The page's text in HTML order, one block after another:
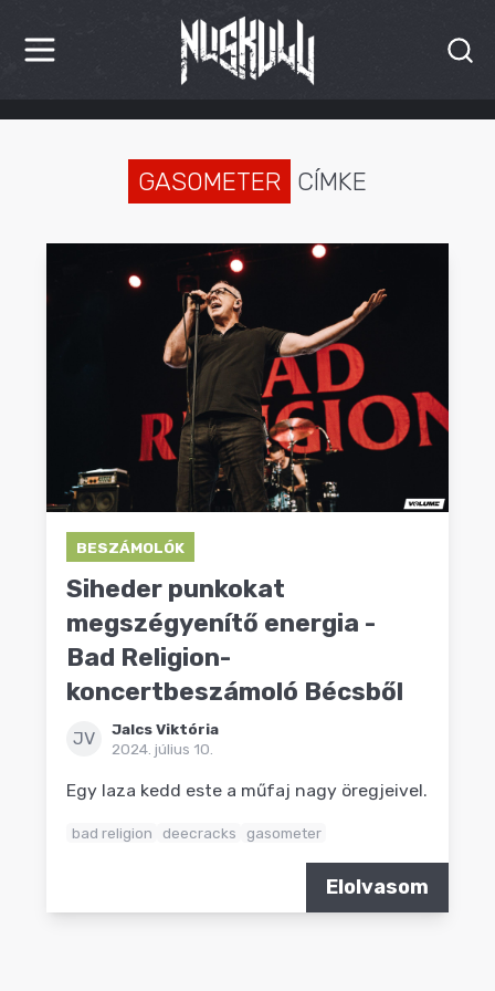
HÍREK
BLOG
GASOMETER CÍMKE
BESZÁMOLÓK
Siheder punkokat
megszégyenítő energia -
Bad Religion-
koncertbeszámoló Bécsből
JV
Jalcs Viktória
2024. július 10.
Egy laza kedd este a műfaj nagy öregjeivel.
bad religion deecracks gasometer
Elolvasom